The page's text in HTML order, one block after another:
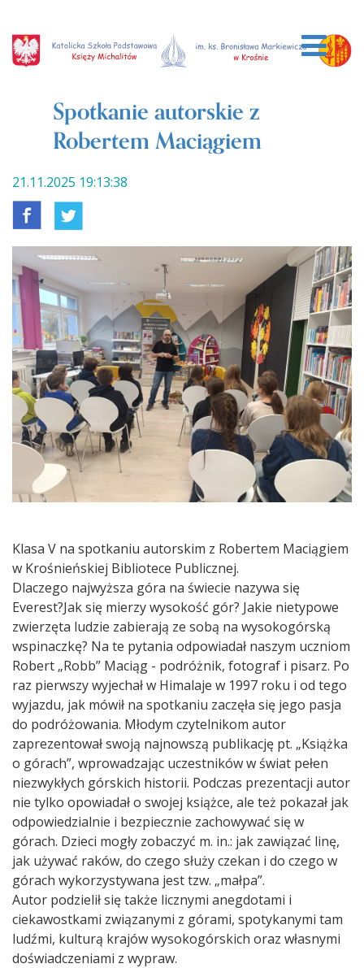
Spotkanie autorskie z
Robertem Maciągiem
21.11.2025 19:13:38
Klasa V na spotkaniu autorskim z Robertem Maciągiem
w Krośnieńskiej Bibliotece Publicznej.
Dlaczego najwyższa góra na świecie nazywa się
Everest?Jak się mierzy wysokość gór? Jakie nietypowe
zwierzęta ludzie zabierają ze sobą na wysokogórską
wspinaczkę? Na te pytania odpowiadał naszym uczniom
Robert „Robb” Maciąg - podróżnik, fotograf i pisarz. Po
raz pierwszy wyjechał w Himalaje w 1997 roku i od tego
wyjazdu, jak mówił na spotkaniu zaczęła się jego pasja
do podróżowania. Młodym czytelnikom autor
zaprezentował swoją najnowszą publikację pt. „Książka
o górach”, wprowadzając uczestników w świat pełen
niezwykłych górskich historii. Podczas prezentacji autor
nie tylko opowiadał o swojej książce, ale też pokazał jak
odpowiedzialnie i bezpiecznie zachowywać się w
górach. Dzieci mogły zobaczyć m. in.: jak zawiązać linę,
jak używać raków, do czego służy czekan i do czego w
górach wykorzystywana jest tzw. „małpa”.
Autor podzielił się także licznymi anegdotami i
ciekawostkami związanymi z górami, spotykanymi tam
ludźmi, kulturą krajów wysokogórskich oraz własnymi
doświadczeniami z wypraw.